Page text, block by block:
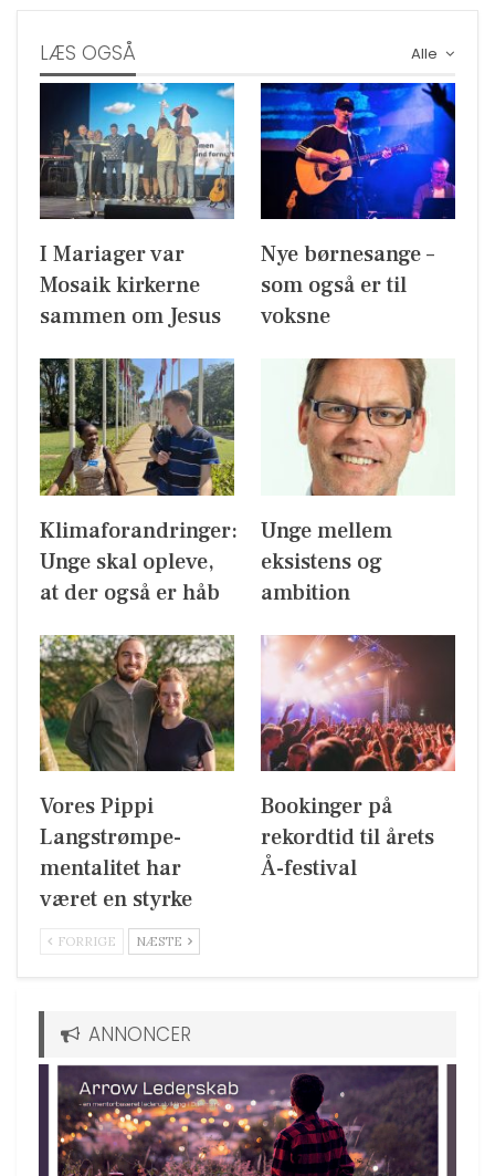
Alle
LÆS OGSÅ
I Mariager var
Mosaik kirkerne
sammen om Jesus
Nye børnesange –
som også er til
voksne
Klimaforandringer:
Unge skal opleve,
at der også er håb
Unge mellem
eksistens og
ambition
Vores Pippi
Langstrømpe-
mentalitet har
været en styrke
Bookinger på
rekordtid til årets
Å-festival
FORRIGE NÆSTE
ANNONCER